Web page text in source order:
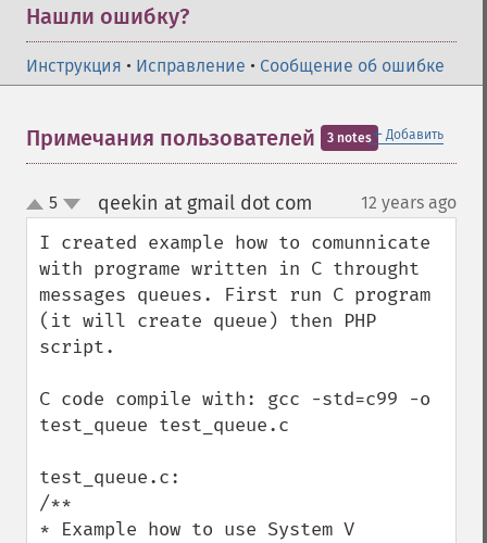
Нашли ошибку?
Инструкция • Исправление • Сообщение об ошибке
＋ Добавить
Примечания пользователей 3 notes
up
down
5 qeekin at gmail dot com 12 years ago
I created example how to comunnicate
with programe written in C throught
messages queues. First run C program
(it will create queue) then PHP
script.
C code compile with: gcc -std=c99 -o
test_queue test_queue.c
test_queue.c:
/**
* Example how to use System V